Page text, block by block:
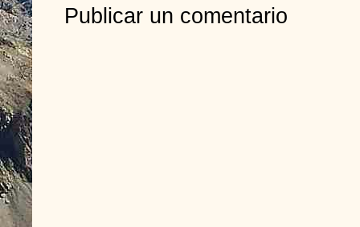
Publicar un comentario